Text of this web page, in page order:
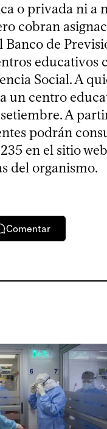
o privada ni a
cobran
de
educativos
Social. A
un centro
A
podrán
en el sitio
del organismo.
Comentar